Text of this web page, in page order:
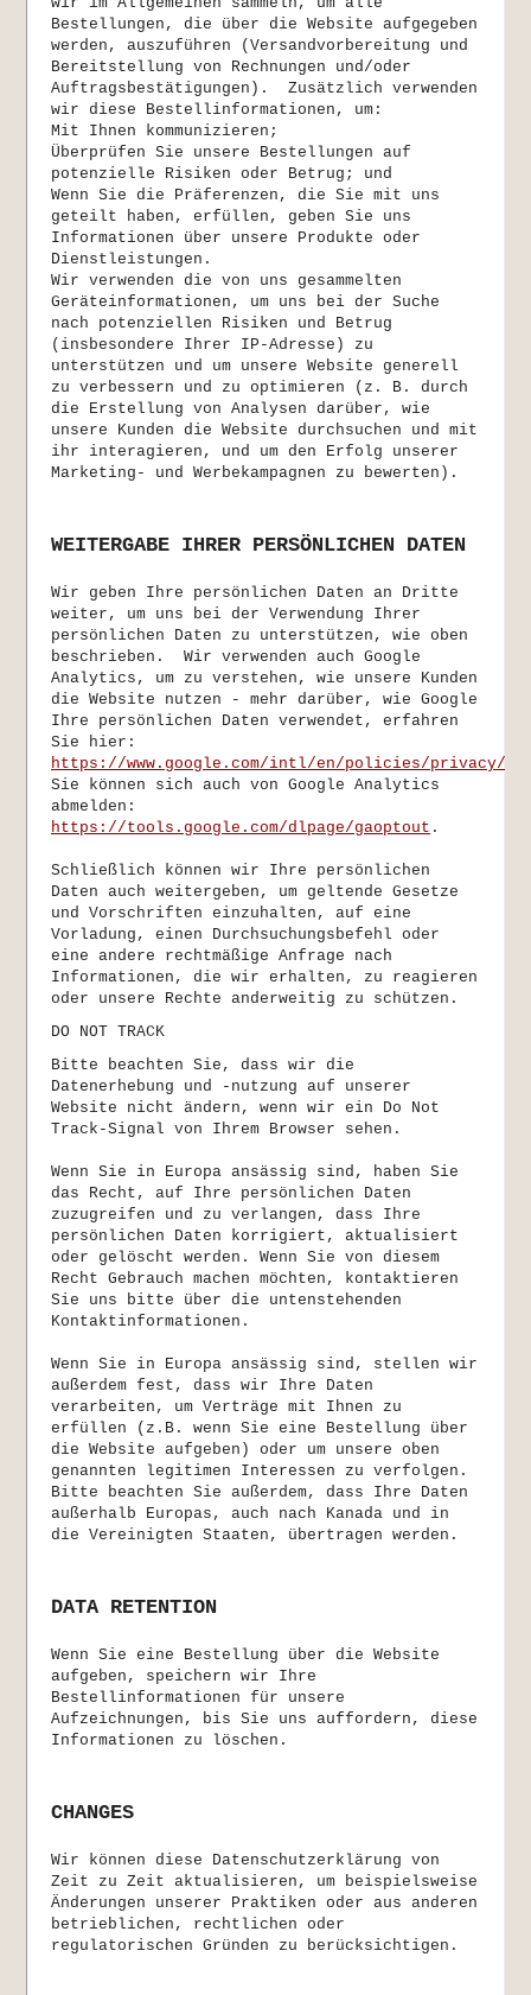
Bestellungen, die über die Website aufgegeben
werden, auszuführen (Versandvorbereitung und
Bereitstellung von Rechnungen und/oder
Auftragsbestätigungen). Zusätzlich verwenden
wir diese Bestellinformationen, um:
Mit Ihnen kommunizieren;
Überprüfen Sie unsere Bestellungen auf
potenzielle Risiken oder Betrug; und
Wenn Sie die Präferenzen, die Sie mit uns
geteilt haben, erfüllen, geben Sie uns
Informationen über unsere Produkte oder
Dienstleistungen.
Wir verwenden die von uns gesammelten
Geräteinformationen, um uns bei der Suche
nach potenziellen Risiken und Betrug
(insbesondere Ihrer IP-Adresse) zu
unterstützen und um unsere Website generell
zu verbessern und zu optimieren (z. B. durch
die Erstellung von Analysen darüber, wie
unsere Kunden die Website durchsuchen und mit
ihr interagieren, und um den Erfolg unserer
Marketing- und Werbekampagnen zu bewerten).
WEITERGABE IHRER PERSÖNLICHEN DATEN
Wir geben Ihre persönlichen Daten an Dritte
weiter, um uns bei der Verwendung Ihrer
persönlichen Daten zu unterstützen, wie oben
beschrieben. Wir verwenden auch Google
Analytics, um zu verstehen, wie unsere Kunden
die Website nutzen - mehr darüber, wie Google
Ihre persönlichen Daten verwendet, erfahren
Sie hier:
https://www.google.com/intl/en/policies/privacy/
Sie können sich auch von Google Analytics
abmelden:
https://tools.google.com/dlpage/gaoptout .
Schließlich können wir Ihre persönlichen
Daten auch weitergeben, um geltende Gesetze
und Vorschriften einzuhalten, auf eine
Vorladung, einen Durchsuchungsbefehl oder
eine andere rechtmäßige Anfrage nach
Informationen, die wir erhalten, zu reagieren
oder unsere Rechte anderweitig zu schützen.
DO NOT TRACK
Bitte beachten Sie, dass wir die
Datenerhebung und -nutzung auf unserer
Website nicht ändern, wenn wir ein Do Not
Track-Signal von Ihrem Browser sehen.
Wenn Sie in Europa ansässig sind, haben Sie
das Recht, auf Ihre persönlichen Daten
zuzugreifen und zu verlangen, dass Ihre
persönlichen Daten korrigiert, aktualisiert
oder gelöscht werden. Wenn Sie von diesem
Recht Gebrauch machen möchten, kontaktieren
Sie uns bitte über die untenstehenden
Kontaktinformationen.
Wenn Sie in Europa ansässig sind, stellen wir
außerdem fest, dass wir Ihre Daten
verarbeiten, um Verträge mit Ihnen zu
erfüllen (z.B. wenn Sie eine Bestellung über
die Website aufgeben) oder um unsere oben
genannten legitimen Interessen zu verfolgen.
Bitte beachten Sie außerdem, dass Ihre Daten
außerhalb Europas, auch nach Kanada und in
die Vereinigten Staaten, übertragen werden.
DATA RETENTION
Wenn Sie eine Bestellung über die Website
aufgeben, speichern wir Ihre
Bestellinformationen für unsere
Aufzeichnungen, bis Sie uns auffordern, diese
Informationen zu löschen.
CHANGES
Wir können diese Datenschutzerklärung von
Zeit zu Zeit aktualisieren, um beispielsweise
Änderungen unserer Praktiken oder aus anderen
betrieblichen, rechtlichen oder
regulatorischen Gründen zu berücksichtigen.